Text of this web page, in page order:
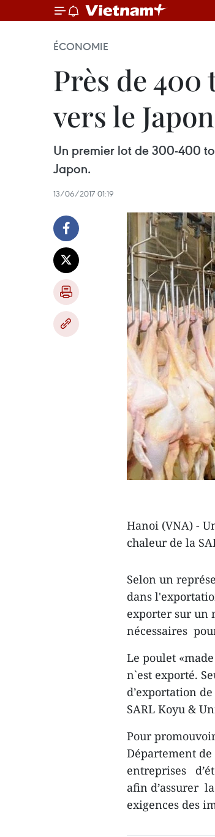
ÉCONOMIE
Près de
vers le Japon
Un premier lot de 300-400
Japon.
13/06/2017 01:19
Hanoi (VNA) -
chaleur de la
Selon un
dans
exporter sur un
nécessaires
Le poulet
n`est exporté.
d’exportation
SARL Koyu &
Pour
Département
entreprises
afin d’assurer
exigences des